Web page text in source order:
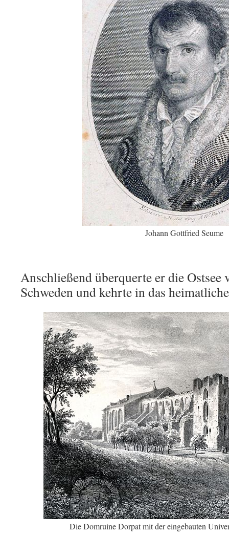
Johann Gottfried Seume
Anschließend überquerte er die Ostsee
Schweden und kehrte in das
Die Domruine Dorpat mit der eingebauten